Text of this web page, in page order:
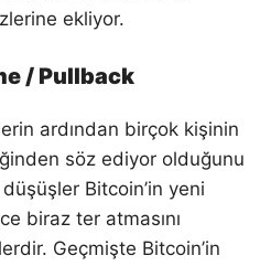
ekliyor.
/ Pullback
ardından birçok kişinin
söz ediyor olduğunu
Bitcoin’in yeni
biraz ter atmasını
Geçmişte Bitcoin’in